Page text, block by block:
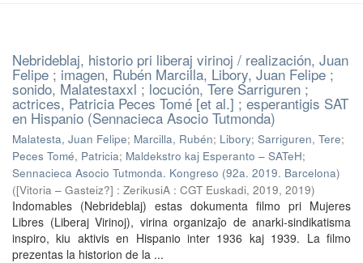
Nebrideblaj, historio pri liberaj virinoj / realización, Juan
Felipe ; imagen, Rubén Marcilla, Libory, Juan Felipe ;
sonido, Malatestaxxl ; locución, Tere Sarriguren ;
actrices, Patricia Peces Tomé [et al.] ; esperantigis SAT
en Hispanio (Sennacieca Asocio Tutmonda)
Malatesta, Juan Felipe; Marcilla, Rubén; Libory; Sarriguren, Tere;
Peces Tomé, Patricia; Maldekstro kaj Esperanto – SATeH;
Sennacieca Asocio Tutmonda. Kongreso (92a. 2019. Barcelona)
([Vitoria – Gasteiz?] : ZerikusiA : CGT Euskadi, 2019, 2019)
Indomables (Nebrideblaj) estas dokumenta filmo pri Mujeres
Libres (Liberaj Virinoj), virina organizaĵo de anarki-sindikatisma
inspiro, kiu aktivis en Hispanio inter 1936 kaj 1939. La filmo
prezentas la historion de la ...